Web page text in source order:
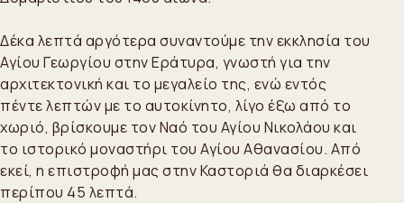
Δέκα λεπτά αργότερα συναντούμε την εκκλησία του
Αγίου Γεωργίου στην Εράτυρα, γνωστή για την
αρχιτεκτονική και το μεγαλείο της, ενώ εντός
πέντε λεπτών με το αυτοκίνητο, λίγο έξω από το
χωριό, βρίσκουμε τον Ναό του Αγίου Νικολάου και
το ιστορικό μοναστήρι του Αγίου Αθανασίου. Από
εκεί, η επιστροφή μας στην Καστοριά θα διαρκέσει
περίπου 45 λεπτά.